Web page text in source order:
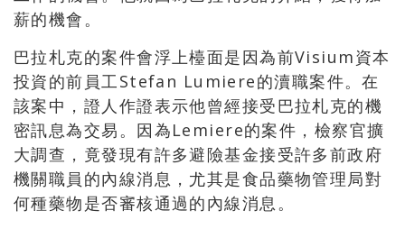
薪的機會。
巴拉札克的案件會浮上檯面是因為前Visium資本
投資的前員工Stefan Lumiere的瀆職案件。在
該案中，證人作證表示他曾經接受巴拉札克的機
密訊息為交易。因為Lemiere的案件，檢察官擴
大調查，竟發現有許多避險基金接受許多前政府
機關職員的內線消息，尤其是食品藥物管理局對
何種藥物是否審核通過的內線消息。